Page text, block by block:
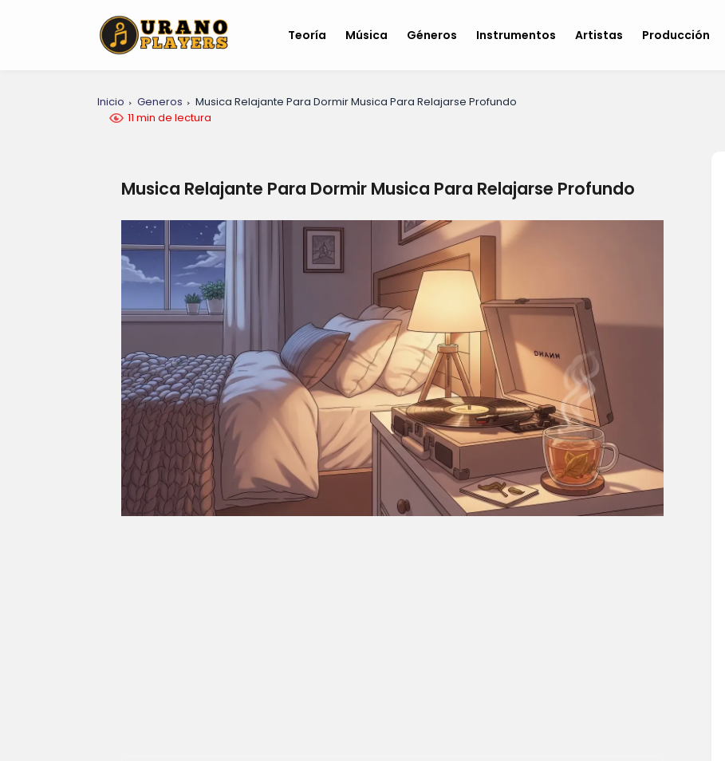
Teoría Música Géneros Instrumentos Artistas Producción
Inicio Generos
Musica Relajante Para Dormir Musica Para Relajarse Profundo
11 min de lectura
Musica Relajante Para Dormir Musica Para Relajarse Profundo